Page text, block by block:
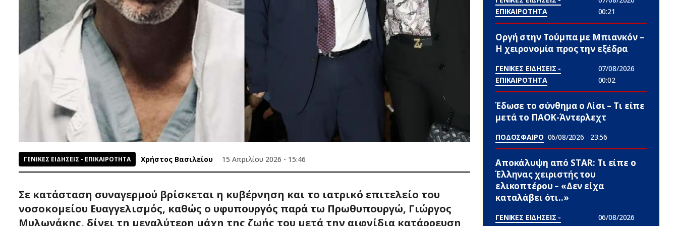
ΓΕΝΙΚΕΣ ΕΙΔΗΣΕΙΣ - ΕΠΙΚΑΙΡΟΤΗΤΑ Χρήστος Βασιλείου 15 Απριλίου 2026 - 15:46
Σε κατάσταση συναγερμού βρίσκεται η κυβέρνηση και το ιατρικό επιτελείο του
νοσοκομείου Ευαγγελισμός, καθώς ο υφυπουργός παρά τω Πρωθυπουργώ, Γιώργος
Μυλωνάκης, δίνει τη μεγαλύτερη μάχη της ζωής του μετά την αιφνίδια κατάρρευση
ΕΠΙΚΑΙΡΟΤΗΤΑ
00:21
Οργή στην Τούμπα με Μπιανκόν –
Η χειρονομία προς την εξέδρα
ΓΕΝΙΚΕΣ ΕΙΔΗΣΕΙΣ -
ΕΠΙΚΑΙΡΟΤΗΤΑ
07/08/2026
00:02
Έδωσε το σύνθημα ο Λίσι – Τι είπε
μετά το ΠΑΟΚ-Άντερλεχτ
ΠΟΔΟΣΦΑΙΡΟ 06/08/2026 23:56
Αποκάλυψη από STAR: Τι είπε ο
Έλληνας χειριστής του
ελικοπτέρου – «Δεν είχα
καταλάβει ότι..»
ΓΕΝΙΚΕΣ ΕΙΔΗΣΕΙΣ -
06/08/2026